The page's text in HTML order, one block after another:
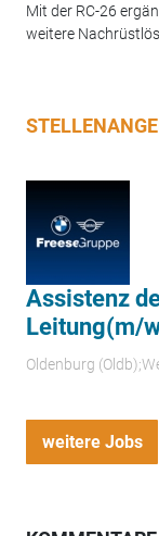
Mit der RC-26
weitere
Assistenz
Leitung(m/
Oldenburg
weitere Jobs